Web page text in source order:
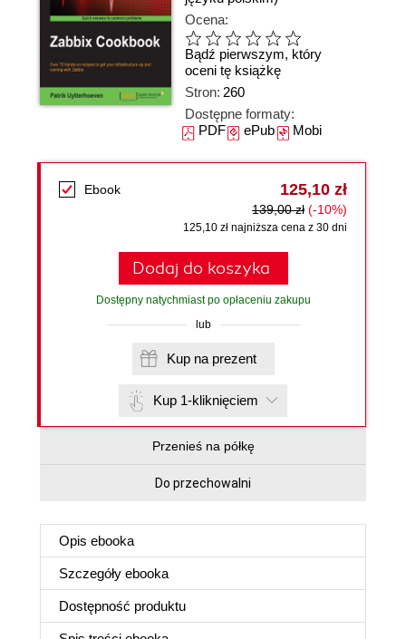
Ocena:
Bądź pierwszym, który
oceni tę książkę
Stron: 260
Dostępne formaty:
PDFePubMobi
Ebook 125,10 zł
139,00 zł (-10%)
125,10 zł najniższa cena z 30 dni
Dodaj do koszyka
Dostępny natychmiast po opłaceniu zakupu
lub
Kup na prezent
Kup 1-kliknięciem
Przenieś na półkę
Do przechowalni
Opis ebooka
Szczegóły ebooka
Dostępność produktu